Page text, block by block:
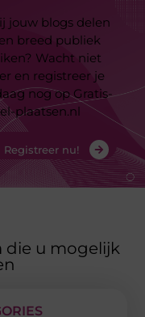
jouw blogs delen
breed publiek
Wacht niet
en registreer je
nog op Gratis-
plaatsen.nl
Registreer nu!
die u mogelijk